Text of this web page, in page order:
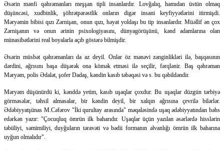
Əsərin mənfi qəhrəmanları meşşan tipli insanlardır. Lovğalıq, hamıdan üstün olmaq
düşüncəsi, xudbinlik, şöhrətpərəstlik onların digər insani keyfiyyətlərini itirmişdi.
Məryəmin bibisi qızı Zərnişan, onun qızı, həyat yoldaşı bu tip insanlardır. Müəllif ən çox
Zərnişanın və onun ərinin psixologiyasını, dünyagörüşünü, kənd adamlarına olan
münasibətlərini real boyalarla açıb göstərə bilmişdir.
Əsərin müsbət qəhrəmanları da az deyil. Onlar öz mənəvi zənginlikləri ilə, başqasının
dərdini, ağrısını başa düşərək ona kömək etməsi ilə seçilir, fərqlənir. Baş qəhrəman
Məryəm, polis Ədalət, şofer Dadaş, kəndin kasıb təbəqəsi və s. bu qəbildəndir.
Məryəm düşünürdü ki, kənddə yetim, kasıb uşaqlar çoxdur. Bu uşaqlar düzgün tərbiyə
görməsələr, təhsil almasalar, bir kəndin deyil, bir xalqın ağrısına çevrilə bilərlər.
Ədəbiyyatşünas M.Cəfərov "İki qurultay arasında" məqaləsində uşaq ədəbiyyatından bəhs
edərkən yazır: "Çocuqluq ömrün ilk baharıdır. Uşaqlar üçün yazılan əsərlərdə hisslərin
təbiiliyi, səmimiliyi, duyğuların təravəti və bədii formanın əlvanlığı ömrün ilk baharına
uyğun olmalıdır".